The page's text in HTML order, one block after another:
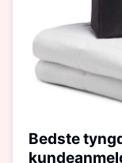
Bedste